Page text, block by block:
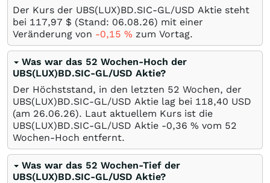
Der Kurs der UBS(LUX)BD.SIC-GL/USD Aktie steht
bei 117,97 $ (Stand: 06.08.26) mit einer
Veränderung von -0,15 % zum Vortag.
Was war das 52 Wochen-Hoch der
UBS(LUX)BD.SIC-GL/USD Aktie?
Der Höchststand, in den letzten 52 Wochen, der
UBS(LUX)BD.SIC-GL/USD Aktie lag bei 118,40 USD
(am 26.06.26). Laut aktuellem Kurs ist die
UBS(LUX)BD.SIC-GL/USD Aktie -0,36 % vom 52
Wochen-Hoch entfernt.
Was war das 52 Wochen-Tief der
UBS(LUX)BD.SIC-GL/USD Aktie?